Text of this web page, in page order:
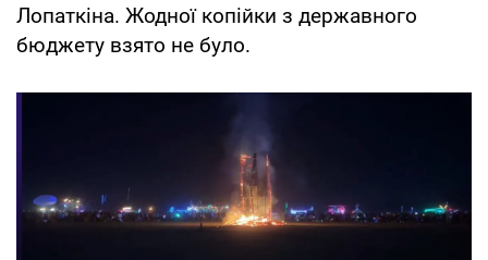
Лопаткіна. Жодної копійки з державного
бюджету взято не було.